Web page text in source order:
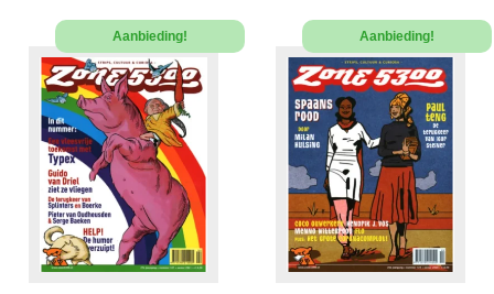
Aanbieding! Aanbieding!